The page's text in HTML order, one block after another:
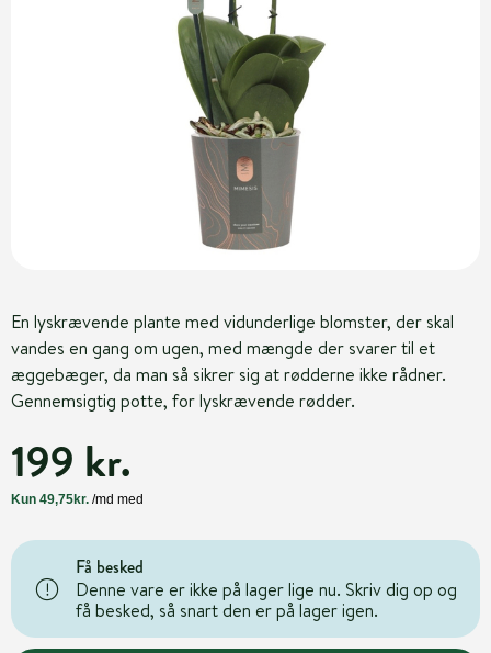
En lyskrævende plante med vidunderlige blomster, der skal
vandes en gang om ugen, med mængde der svarer til et
æggebæger, da man så sikrer sig at rødderne ikke rådner.
Gennemsigtig potte, for lyskrævende rødder.
199 kr.
Få besked
Denne vare er ikke på lager lige nu. Skriv dig op og
få besked, så snart den er på lager igen.